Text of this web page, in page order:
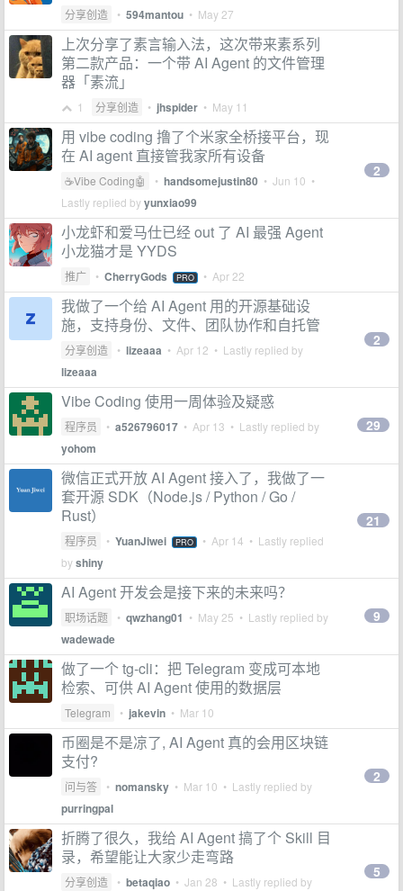
分享创造 • 594mantou • May 27
上次分享了素言输入法，这次带来素系列
第二款产品：一个带 AI Agent 的文件管理
器「素流」
1 分享创造 • jhspider • May 11
用 vibe coding 撸了个米家全桥接平台，现
在 AI agent 直接管我家所有设备
☕Vibe Coding🤖 • handsomejustin80 • Jun 10 •
Lastly replied byyunxiao99
2
小龙虾和爱马仕已经 out 了 AI 最强 Agent
小龙猫才是 YYDS
推广 • CherryGods PRO • Apr 22
我做了一个给 AI Agent 用的开源基础设
施，支持身份、文件、团队协作和自托管
分享创造 • lizeaaa • Apr 12 • Lastly replied by
lizeaaa
2
Vibe Coding 使用一周体验及疑惑
程序员 • a526796017 • Apr 13 • Lastly replied by
yohom
29
微信正式开放 AI Agent 接入了，我做了一
套开源 SDK（Node.js / Python / Go /
Rust）
程序员 • YuanJiwei PRO • Apr 14 • Lastly replied
byshiny
21
AI Agent 开发会是接下来的未来吗？
职场话题 • qwzhang01 • May 25 • Lastly replied by
wadewade
9
做了一个 tg-cli：把 Telegram 变成可本地
检索、可供 AI Agent 使用的数据层
Telegram • jakevin • Mar 10
币圈是不是凉了, AI Agent 真的会用区块链
支付?
问与答 • nomansky • Mar 10 • Lastly replied by
purringpal
2
折腾了很久，我给 AI Agent 搞了个 Skill 目
录，希望能让大家少走弯路
分享创造 • betaqiao • Jan 28 • Lastly replied by
5